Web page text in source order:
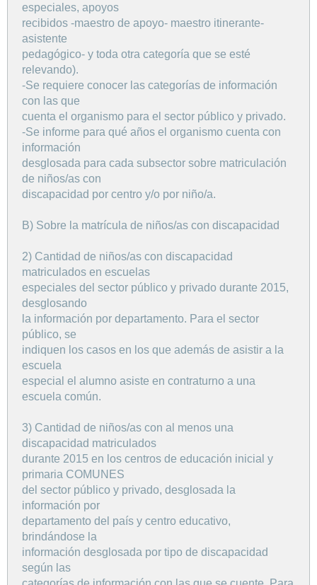
especiales, apoyos
recibidos -maestro de apoyo- maestro itinerante-
asistente
pedagógico- y toda otra categoría que se esté
relevando).
-Se requiere conocer las categorías de información
con las que
cuenta el organismo para el sector público y privado.
-Se informe para qué años el organismo cuenta con
información
desglosada para cada subsector sobre matriculación
de niños/as con
discapacidad por centro y/o por niño/a.
B) Sobre la matrícula de niños/as con discapacidad
2) Cantidad de niños/as con discapacidad
matriculados en escuelas
especiales del sector público y privado durante 2015,
desglosando
la información por departamento. Para el sector
público, se
indiquen los casos en los que además de asistir a la
escuela
especial el alumno asiste en contraturno a una
escuela común.
3) Cantidad de niños/as con al menos una
discapacidad matriculados
durante 2015 en los centros de educación inicial y
primaria COMUNES
del sector público y privado, desglosada la
información por
departamento del país y centro educativo,
brindándose la
información desglosada por tipo de discapacidad
según las